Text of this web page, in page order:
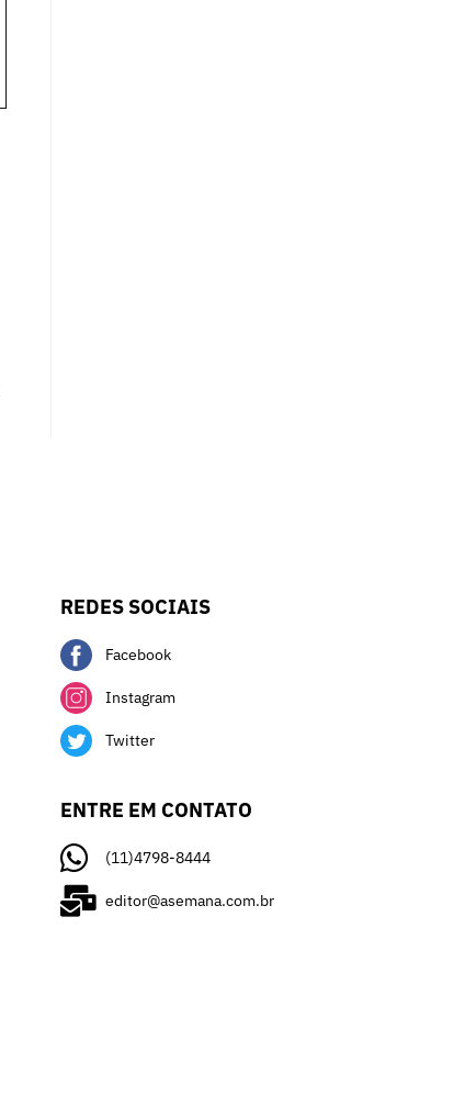
REDES SOCIAIS
Facebook
Instagram
Twitter
ENTRE EM CONTATO
(11)4798-8444
editor@asemana.com.br